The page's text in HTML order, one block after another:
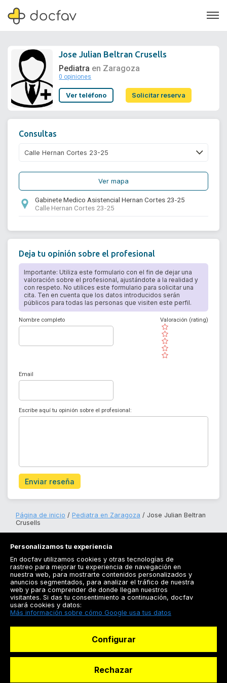
Soporte
Jose Julian Beltran Crusells
Pediatra en Zaragoza
0 opiniones
Ver teléfono Solicitar reserva
Consultas
Ver mapa
Gabinete Medico Asistencial Hernan Cortes 23-25
Calle Hernan Cortes 23-25
Deja tu opinión sobre el profesional
Importante: Utiliza este formulario con el fin de dejar una
valoración sobre el profesional, ajustándote a la realidad y
con respeto. No utilices este formulario para solicitar una
cita. Ten en cuenta que los datos introducidos serán
públicos para todas las personas que visiten este perfil.
Nombre completo
( )
( )
( )
( )
( )
Valoración (rating)
Email
Escribe aquí tu opinión sobre el profesional:
Enviar reseña
Página de inicio Pediatra en Zaragoza
Jose Julian Beltran
Crusells
Registrarse
Docfav
Personalizamos tu experiencia
En docfav utilizamos cookies y otras tecnologías de
rastreo para mejorar tu experiencia de navegación en
nuestra web, para mostrarte contenidos personalizados y
anuncios segmentados, para analizar el tráfico de nuestra
web y para comprender de donde llegan nuestros
visitantes. Si das tu consentimiento a continuación, docfav
usará cookies y datos:
Más información sobre cómo Google usa tus datos
Configurar
Rechazar